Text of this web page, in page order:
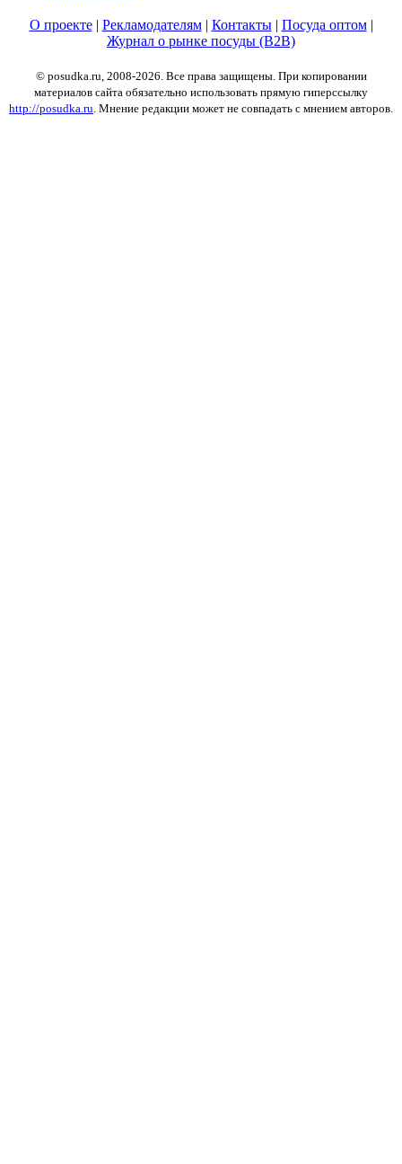
О проекте| Рекламодателям| Контакты| Посуда оптом|
Журнал о рынке посуды (B2B)
© posudka.ru, 2008-2026. Все права защищены. При копировании
материалов сайта обязательно использовать прямую гиперссылку
http://posudka.ru. Мнение редакции может не совпадать с мнением авторов.